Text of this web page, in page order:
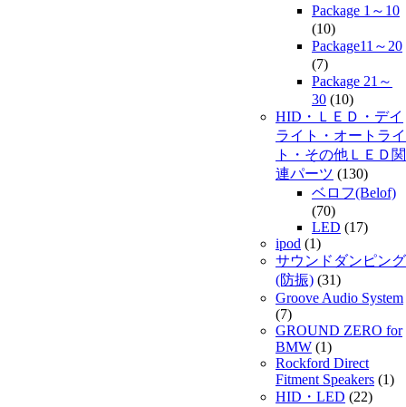
Package 1～10
(10)
Package11～20
(7)
Package 21～
30 (10)
HID・ＬＥＤ・デイ
ライト・オートライ
ト・その他ＬＥＤ関
連パーツ (130)
ベロフ(Belof)
(70)
LED (17)
ipod (1)
サウンドダンピング
(防振) (31)
Groove Audio System
(7)
GROUND ZERO for
BMW (1)
Rockford Direct
Fitment Speakers (1)
HID・LED (22)